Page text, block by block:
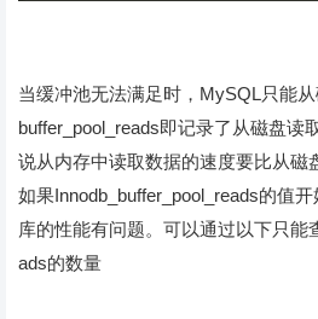
当缓冲池无法满足时，MySQL只能从
buffer_pool_reads即记录了从磁盘读
说从内存中读取数据的速度要比从磁
如果Innodb_buffer_pool_reads的值
库的性能有问题。可以通过以下只能
ads的数量